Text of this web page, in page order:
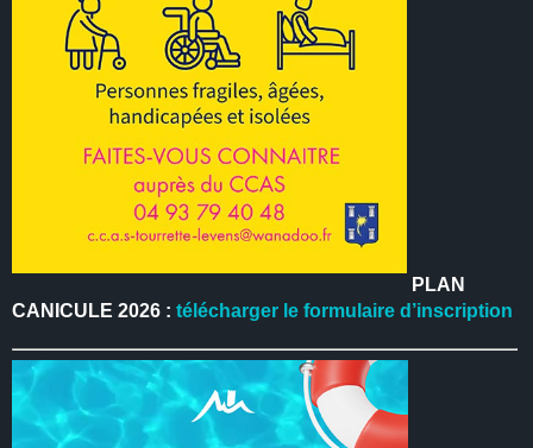
PLAN
CANICULE 2026 :télécharger le formulaire d’inscription